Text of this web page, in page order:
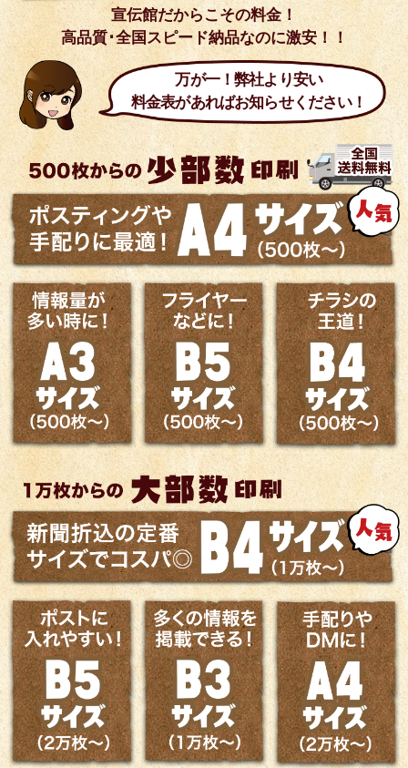
宣伝館だからこその料金！
高品質･全国スピード納品なのに激安！！
万が一！弊社より安い
料金表があればお知らせください！